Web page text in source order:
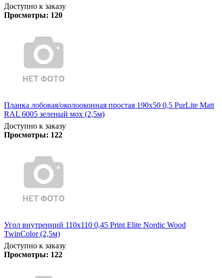
Доступно к заказу
Просмотры: 120
Планка лобовая/околооконная простая 190х50 0,5 PurLite Matt
RAL 6005 зеленый мох (2,5м)
Доступно к заказу
Просмотры: 122
Угол внутренний 110х110 0,45 Print Elite Nordic Wood
TwinColor (2,5м)
Доступно к заказу
Просмотры: 122